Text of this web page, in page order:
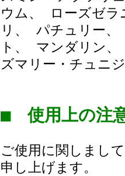
ウム、 ローズゼ
リ、 パチュリー
ト、 マンダリン
ズマリー・チュニ
■ 使用上の
ご使用に関しまし
申し上げます。